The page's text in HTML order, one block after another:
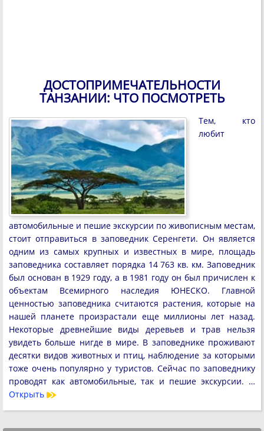
ДОСТОПРИМЕЧАТЕЛЬНОСТИ
ТАНЗАНИИ: ЧТО ПОСМОТРЕТЬ
Тем, кто
любит
автомобильные и пешие экскурсии по живописным местам,
стоит отправиться в заповедник Серенгети. Он является
одним из самых крупных и известных в мире, площадь
заповедника составляет порядка 14 763 кв. км. Заповедник
был основан в 1929 году, а в 1981 году он был причислен к
объектам Всемирного наследия ЮНЕСКО. Главной
ценностью заповедника считаются растения, которые на
нашей планете произрастали еще миллионы лет назад.
Некоторые древнейшие виды деревьев и трав нельзя
увидеть больше нигде в мире. В заповеднике проживают
десятки видов животных и птиц, наблюдение за которыми
тоже очень популярно у туристов. Сейчас по заповеднику
проводят как автомобильные, так и пешие экскурсии. …
Открыть